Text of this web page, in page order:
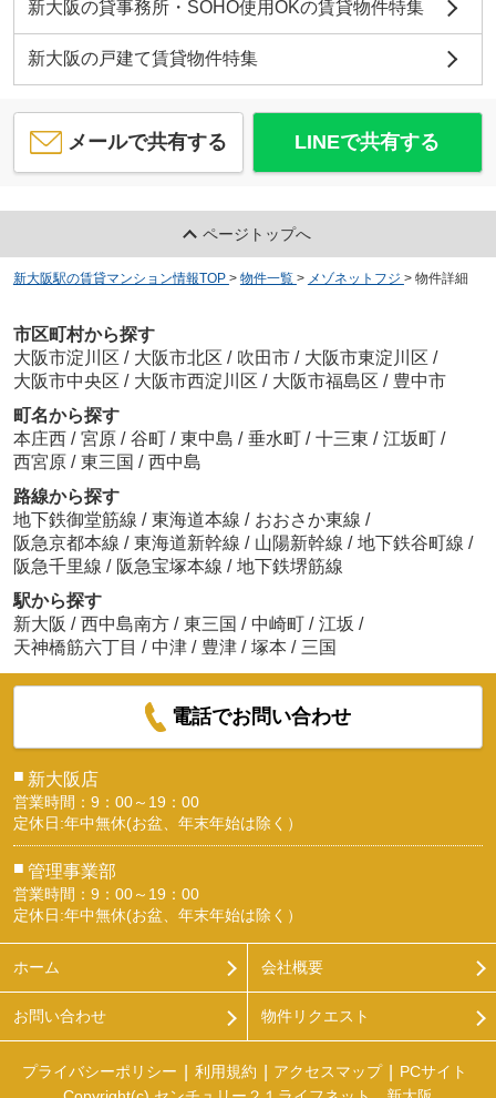
新大阪の貸事務所・SOHO使用OKの賃貸物件特集
新大阪の戸建て賃貸物件特集
メールで共有する LINEで共有する
ページトップへ
新大阪駅の賃貸マンション情報TOP > 物件一覧 > メゾネットフジ > 物件詳細
市区町村から探す
大阪市淀川区 / 大阪市北区 / 吹田市 / 大阪市東淀川区 /
大阪市中央区 / 大阪市西淀川区 / 大阪市福島区 / 豊中市
町名から探す
本庄西 / 宮原 / 谷町 / 東中島 / 垂水町 / 十三東 / 江坂町 /
西宮原 / 東三国 / 西中島
路線から探す
地下鉄御堂筋線 / 東海道本線 / おおさか東線 /
阪急京都本線 / 東海道新幹線 / 山陽新幹線 / 地下鉄谷町線 /
阪急千里線 / 阪急宝塚本線 / 地下鉄堺筋線
駅から探す
新大阪 / 西中島南方 / 東三国 / 中崎町 / 江坂 /
天神橋筋六丁目 / 中津 / 豊津 / 塚本 / 三国
電話でお問い合わせ
■ 新大阪店
営業時間：9：00～19：00
定休日:年中無休(お盆、年末年始は除く）
■ 管理事業部
営業時間：9：00～19：00
定休日:年中無休(お盆、年末年始は除く）
ホーム 会社概要
お問い合わせ 物件リクエスト
プライバシーポリシー 利用規約 アクセスマップ
PCサイト